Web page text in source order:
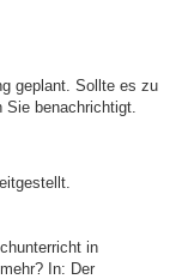
geplant. Sollte es zu
Sie benachrichtigt.
in
In: Der